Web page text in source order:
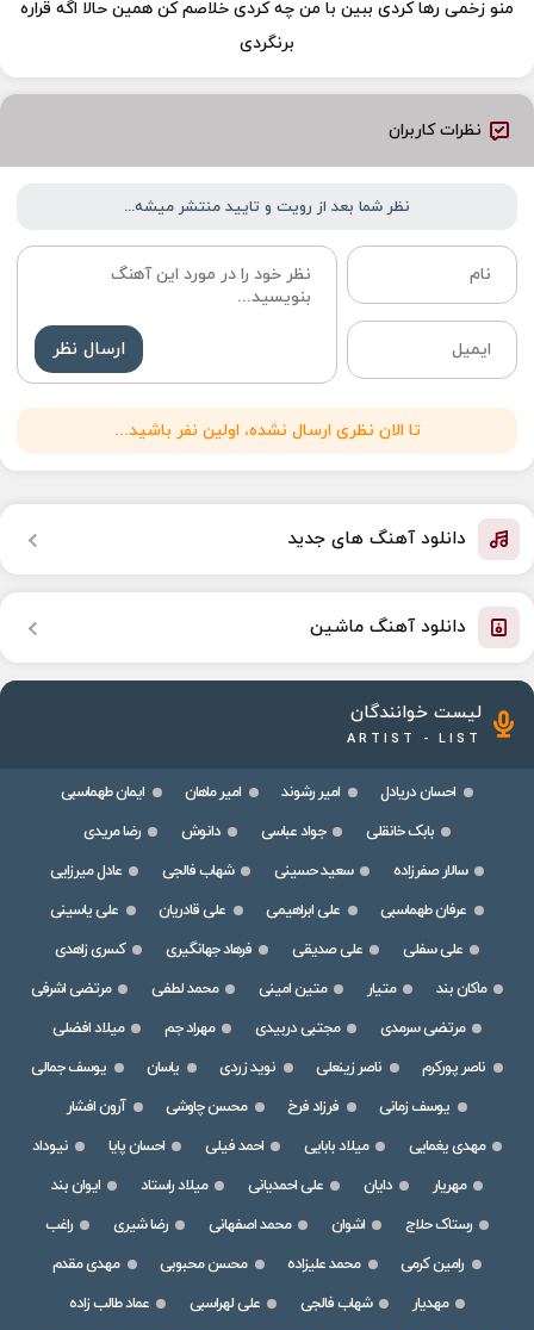
منو زخمی رها کردی ببین با من چه کردی خلاصم کن همین حالا اگه قراره
برنگردی
نظرات کاربران
نظر شما بعد از رویت و تایید منتشر میشه...
ارسال نظر
تا الان نظری ارسال نشده، اولین نفر باشید...
دانلود آهنگ های جدید
دانلود آهنگ ماشین
لیست خوانندگان
ARTIST - LIST
احسان دریادل امیر رشوند امیر ماهان
ایمان طهماسبی
بابک خانقلی
جواد عباسی دانوش
رضا مریدی
سالار صفرزاده
سعید حسینی شهاب فالجی
عادل میرزایی
عرفان طهماسبی
علی ابراهیمی علی قادریان
علی یاسینی
علی سفلی
علی صدیقی فرهاد جهانگیری
کسری زاهدی
ماکان بند
متیار متین امینی محمد لطفی
مرتضی اشرفی
مرتضی سرمدی
مجتبی دربیدی مهراد جم
میلاد افضلی
ناصر پورکرم
ناصر زینعلی نوید زردی یاسان
یوسف جمالی
یوسف زمانی
فرزاد فرخ محسن چاوشی
آرون افشار
مهدی یغمایی
میلاد بابایی احمد فیلی احسان پایا
نیوداد
مهریار
دایان علی احمدیانی میلاد راستاد
ایوان بند
رستاک حلاج
اشوان محمد اصفهانی رضا شیری
راغب
رامین کرمی
محمد علیزاده محسن محبوبی
مهدی مقدم
مهدیار
شهاب فالجی علی لهراسبی
عماد طالب زاده